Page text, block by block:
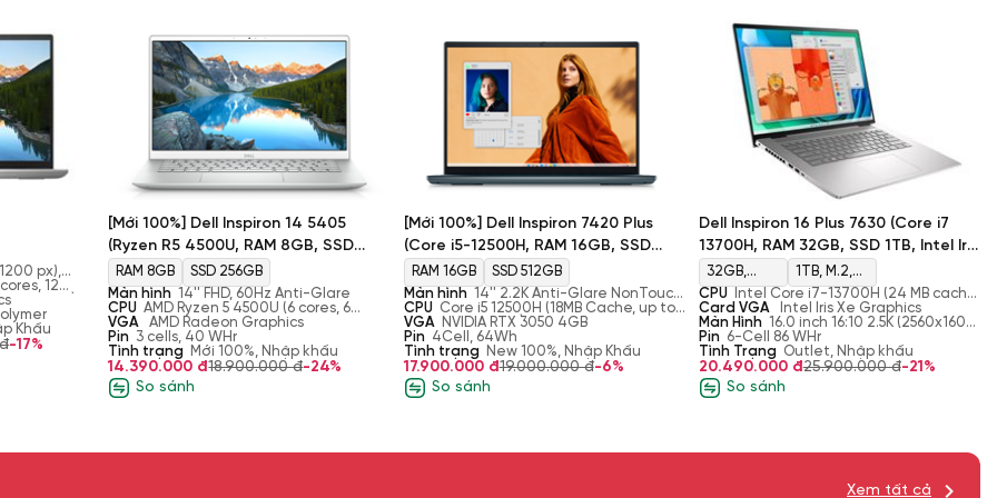
Dell Inspiron 14 5425 Ryzen 5
lên tới 2K và tần số quét 60Hz
ở bất cứ góc độ nào.
5425.
cho người dùng không gian hiển
phòng, sáng tạo nội dung hay
của màu đen có độ sâu hơn
được tích hợp với RAM 16GB và
có thể trải nghiệm đa nhiệm,
1200 px),
angle
(FHD+),
NTSC
12
Cache)
Khẩu
-17%
[Mới 100%] Dell Inspiron 14 5405
(Ryzen R5 4500U, RAM 8GB, SSD
256GB, AMD Radeon Graphics, Màn
14’’ FHD IPS)
RAM 8GB
SSD 256GB
Màn hình
14'' FHD, 60Hz Anti-Glare
CPU AMD Ryzen 5 4500U (6 cores, 6
threads, 2.30 - 4.00 GHz, 8MB Cache
VGA
AMD Radeon Graphics
Pin 3 cells, 40 WHr
Tình trạng
Mới 100%, Nhập khẩu
14.390.000 đ18.900.000 đ-24%
So sánh
[Mới 100%] Dell Inspiron 7420 Plus
(Core i5-12500H, RAM 16GB, SSD
512GB, VGA RTX 3050, Màn 14'' 2.2K)
RAM 16GB
SSD 512GB
Màn hình
14'' 2.2K Anti-Glare NonTouch
WVA 16:10
CPU Core i5 12500H (18MB Cache, up to
4.5 GHz, 12 cores)
VGA
NVIDIA RTX 3050 4GB
Pin 4Cell, 64Wh
Tình trạng
New 100%, Nhập Khẩu
17.900.000 đ19.000.000 đ-6%
So sánh
Dell Inspiron 16 Plus 7630 (Core i7
13700H, RAM 32GB, SSD 1TB, Intel Iris
Xe Graphics, Màn 16'' 2.5K)
32GB,
DDR5,
4800 MHz
1TB, M.2,
PCIe
NVMe, SSD
CPU
Intel Core i7-13700H (24 MB cache,
14 cores, 20 threads, up to 5.00 GHz
Turbo)
Card VGA
Intel Iris Xe Graphics
Màn Hình
16.0 inch 16:10 2.5K (2560x1600)
Anti-Glare 300nits WVA ComfortView
Plus
Pin 6-Cell 86 WHr
Tình Trạng Outlet, Nhập khẩu
20.490.000 đ25.900.000 đ-21%
So sánh
Xem tất cả